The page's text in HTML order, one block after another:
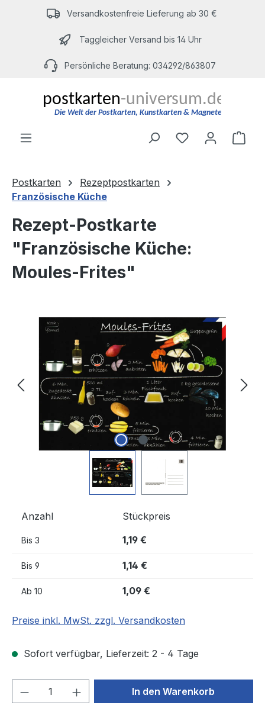
Zum Hauptinhalt springenVersandkostenfreie Lieferung ab 30 €
Taggleicher Versand bis 14 Uhr
Persönliche Beratung: 034292/863807
Du hast 0
Postkarten
Rezeptpostkarten
Französische Küche
Rezept-Postkarte
"Französische Küche:
Moules-Frites"
Bildergalerie überspringen
Anzahl Stückpreis
Bis 3 1,19 €
Bis 9 1,14 €
Ab 10 1,09 €
Preise inkl. MwSt. zzgl. Versandkosten
Sofort verfügbar, Lieferzeit: 2 - 4 Tage
Produkt Anzahl: Gib denIn den Warenkorb